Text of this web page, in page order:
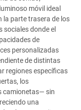
móvil ideal
la parte trasera de los
donde el
de
personalizadas
de distintas
regiones específicas
los
camionetas— sin
una